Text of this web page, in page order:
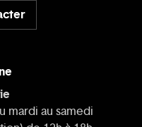
mardi au samedi